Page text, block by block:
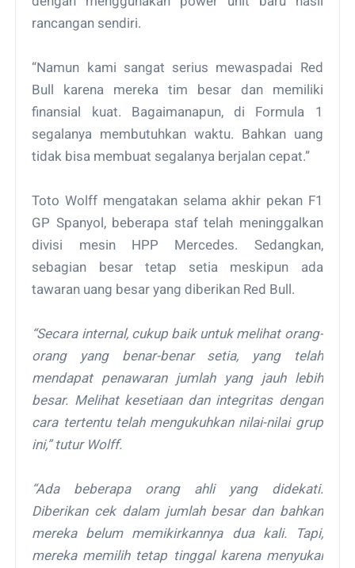
rancangan sendiri.
“Namun kami sangat serius mewaspadai Red
Bull karena mereka tim besar dan memiliki
finansial kuat. Bagaimanapun, di Formula 1
segalanya membutuhkan waktu. Bahkan uang
tidak bisa membuat segalanya berjalan cepat.”
Toto Wolff mengatakan selama akhir pekan F1
GP Spanyol, beberapa staf telah meninggalkan
divisi mesin HPP Mercedes. Sedangkan,
sebagian besar tetap setia meskipun ada
tawaran uang besar yang diberikan Red Bull.
“Secara internal, cukup baik untuk melihat orang-
orang yang benar-benar setia, yang telah
mendapat penawaran jumlah yang jauh lebih
besar. Melihat kesetiaan dan integritas dengan
cara tertentu telah mengukuhkan nilai-nilai grup
ini,” tutur Wolff.
“Ada beberapa orang ahli yang didekati.
Diberikan cek dalam jumlah besar dan bahkan
mereka belum memikirkannya dua kali. Tapi,
mereka memilih tetap tinggal karena menyukai